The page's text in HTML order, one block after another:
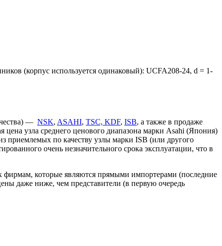
(корпус используется одинаковый): UCFA208-24, d = 1-
— NSK, ASAHI, TSC, KDF, ISB, а также в продаже
цена узла среднего ценового диапазона марки Asahi (Япония)
приемлемых по качеству узлы марки ISB (или другого
очень незначительного срока эксплуатации, что в
фирмам, которые являются прямыми импортерами (последние
даже ниже, чем представители (в первую очередь